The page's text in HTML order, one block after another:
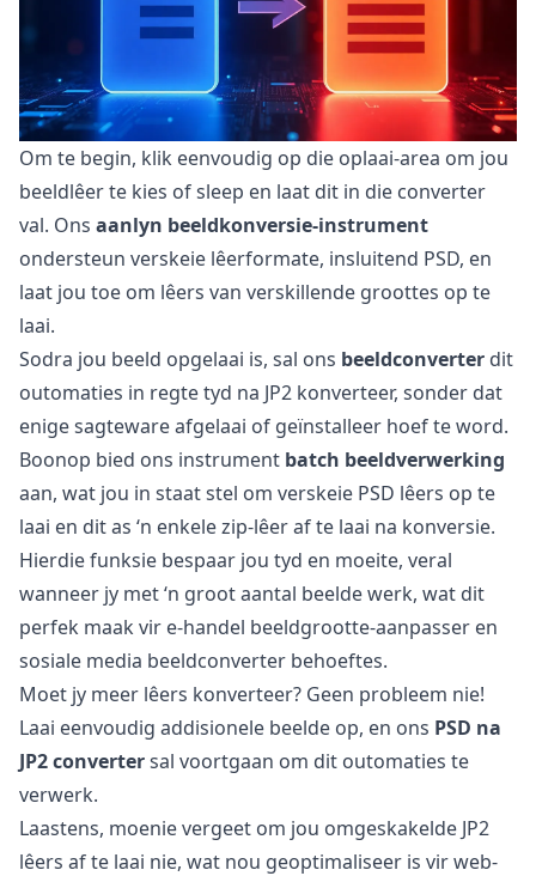
Om te begin, klik eenvoudig op die oplaai-area om jou
beeldlêer te kies of sleep en laat dit in die converter
val. Ons aanlyn beeldkonversie-instrument
ondersteun verskeie lêerformate, insluitend PSD, en
laat jou toe om lêers van verskillende groottes op te
laai.
Sodra jou beeld opgelaai is, sal ons beeldconverter dit
outomaties in regte tyd na JP2 konverteer, sonder dat
enige sagteware afgelaai of geïnstalleer hoef te word.
Boonop bied ons instrument batch beeldverwerking
aan, wat jou in staat stel om verskeie PSD lêers op te
laai en dit as ‘n enkele zip-lêer af te laai na konversie.
Hierdie funksie bespaar jou tyd en moeite, veral
wanneer jy met ‘n groot aantal beelde werk, wat dit
perfek maak vir e-handel beeldgrootte-aanpasser en
sosiale media beeldconverter behoeftes.
Moet jy meer lêers konverteer? Geen probleem nie!
Laai eenvoudig addisionele beelde op, en ons PSD na
JP2 convertersal voortgaan om dit outomaties te
verwerk.
Laastens, moenie vergeet om jou omgeskakelde JP2
lêers af te laai nie, wat nou geoptimaliseer is vir web-